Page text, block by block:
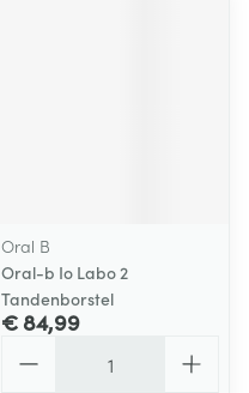
Oral B
Oral-b Io Labo 2
Tandenborstel
€ 84,99